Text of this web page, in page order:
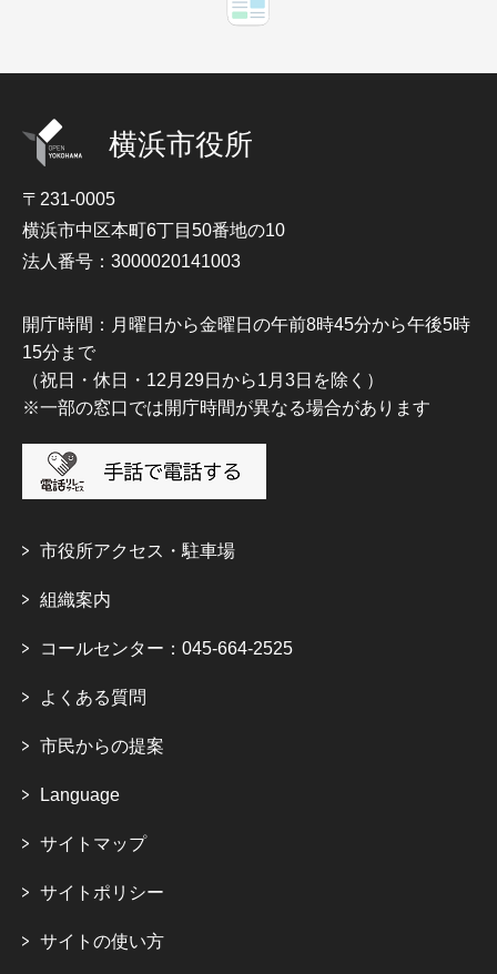
横浜市役所
〒231-0005
横浜市中区本町6丁目50番地の10
法人番号：3000020141003
開庁時間：月曜日から金曜日の午前8時45分から午後5時
15分まで
（祝日・休日・12月29日から1月3日を除く）
※一部の窓口では開庁時間が異なる場合があります
市役所アクセス・駐車場
組織案内
コールセンター：045-664-2525
よくある質問
市民からの提案
Language
サイトマップ
サイトポリシー
サイトの使い方